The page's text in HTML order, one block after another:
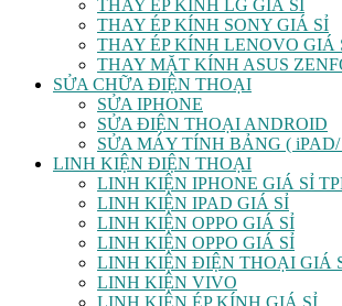
THAY ÉP KÍNH LG GIÁ SỈ
THAY ÉP KÍNH SONY GIÁ SỈ
THAY ÉP KÍNH LENOVO GIÁ
THAY MẶT KÍNH ASUS
SỬA CHỮA ĐIỆN THOẠI
SỬA IPHONE
SỬA ĐIỆN THOẠI ANDROID
SỬA MÁY TÍNH BẢNG (
LINH KIỆN ĐIỆN THOẠI
LINH KIỆN IPHONE GIÁ SỈ
LINH KIỆN IPAD GIÁ SỈ
LINH KIỆN OPPO GIÁ SỈ
LINH KIỆN OPPO GIÁ SỈ
LINH KIỆN ĐIỆN THOẠI GIÁ
LINH KIỆN VIVO
LINH KIỆN ÉP KÍNH GIÁ SỈ